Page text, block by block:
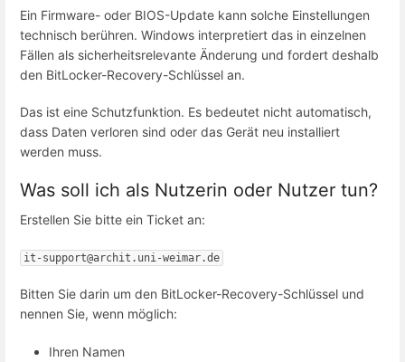
Ein Firmware- oder BIOS-Update kann solche Einstellungen
technisch berühren. Windows interpretiert das in einzelnen
Fällen als sicherheitsrelevante Änderung und fordert deshalb
den BitLocker-Recovery-Schlüssel an.
Das ist eine Schutzfunktion. Es bedeutet nicht automatisch,
dass Daten verloren sind oder das Gerät neu installiert
werden muss.
Was soll ich als Nutzerin oder Nutzer tun?
Erstellen Sie bitte ein Ticket an:
it-support@archit.uni-weimar.de
Bitten Sie darin um den BitLocker-Recovery-Schlüssel und
nennen Sie, wenn möglich:
Ihren Namen